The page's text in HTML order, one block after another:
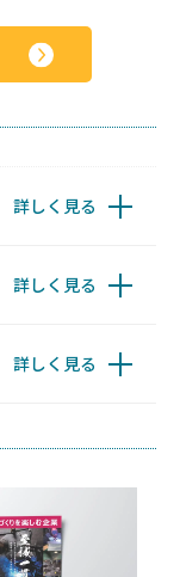
詳しく見る
詳しく見る
詳しく見る